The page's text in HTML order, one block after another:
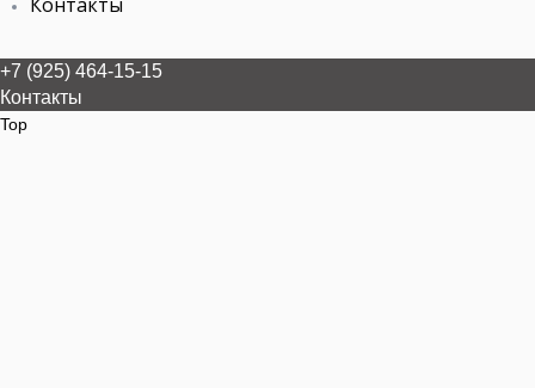
+7 (925) 464-15-15
Контакты
Top